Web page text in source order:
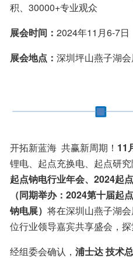
积、30000+专业观众
展会时间： 2024年11月6-7日
展会地点： 深圳坪山燕子湖
开拓新蓝海  共赢新周期！ 11
锂电、起点充换电、起点研
起点钠电行业年会、2024起
（同期举办：2024第十届起
钠电展） 将在深圳山燕子湖
位行业领导嘉宾共享盛会，探
经组委会确认， 浦士达 技术